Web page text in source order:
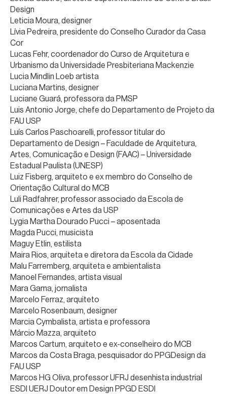
Design
Leticia Moura, designer
Lívia Pedreira, presidente do Conselho Curador da Casa
Cor
Lucas Fehr, coordenador do Curso de Arquitetura e
Urbanismo da Universidade Presbiteriana Mackenzie
Lucia Mindlin Loeb artista
Luciana Martins, designer
Luciane Guará, professora da PMSP
Luis Antonio Jorge, chefe do Departamento de Projeto da
FAU USP
Luís Carlos Paschoarelli, professor titular do
Departamento de Design – Faculdade de Arquitetura,
Artes, Comunicação e Design (FAAC) – Universidade
Estadual Paulista (UNESP)
Luiz Fisberg, arquiteto e ex membro do Conselho de
Orientação Cultural do MCB
Luli Radfahrer, professor associado da Escola de
Comunicações e Artes da USP
Lygia Martha Dourado Pucci – aposentada
Magda Pucci, musicista
Maguy Etlin, estilista
Maira Rios, arquiteta e diretora da Escola da Cidade
Malu Farremberg, arquiteta e ambientalista
Manoel Fernandes, artista visual
Mara Gama, jornalista
Marcelo Ferraz, arquiteto
Marcelo Rosenbaum, designer
Marcia Cymbalista, artista e professora
Márcio Mazza, arquiteto
Marcos Cartum, arquiteto e ex-conselheiro do MCB
Marcos da Costa Braga, pesquisador do PPGDesign da
FAU USP
Marcos HG Oliva, professor UFRJ desenhista industrial
ESDI UERJ Doutor em Design PPGD ESDI